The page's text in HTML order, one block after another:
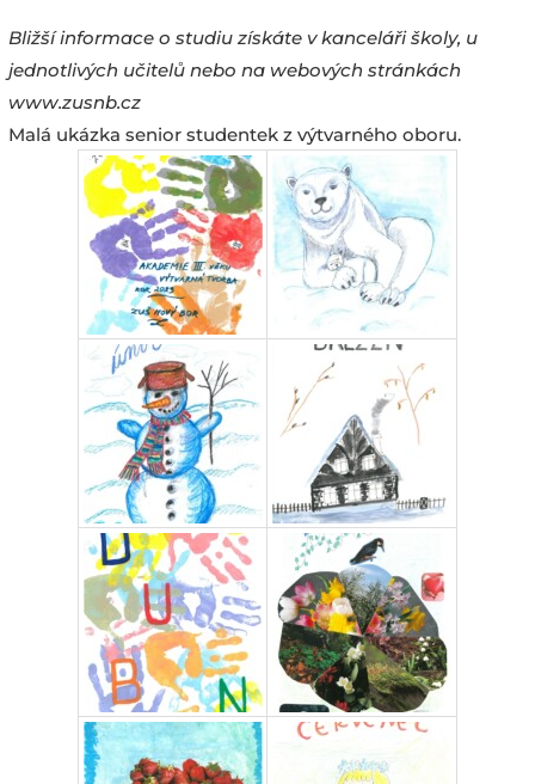
Bližší informace o studiu získáte v kanceláři školy, u
jednotlivých učitelů nebo na webových stránkách
www.zusnb.cz
Malá ukázka senior studentek z výtvarného oboru.